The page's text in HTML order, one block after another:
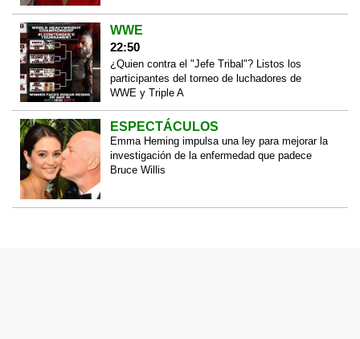
WWE
22:50
¿Quien contra el "Jefe Tribal"? Listos los
participantes del torneo de luchadores de
WWE y Triple A
ESPECTÁCULOS
Emma Heming impulsa una ley para mejorar la
investigación de la enfermedad que padece
Bruce Willis